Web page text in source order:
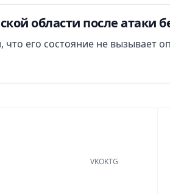
области после атаки
его состояние не вызывает
VKOKTG